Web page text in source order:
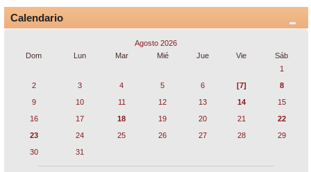
Calendario
Agosto 2026
Dom
Lun Mar Mié Jue Vie
Sáb
1
2
3 4 5 6 [7]
8
9
10 11 12 13 14
15
16
17 18 19 20 21
22
23
24 25 26 27 28
29
30
31